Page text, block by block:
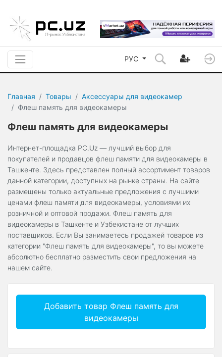
РУС
Главная Товары
Аксессуары для видеокамер
Флеш память для видеокамеры
Флеш память для видеокамеры
Интернет-площадка PC.Uz — лучший выбор для
покупателей и продавцов флеш памяти для видеокамеры в
Ташкенте. Здесь представлен полный ассортимент товаров
данной категории, доступных на рынке страны. На сайте
размещены только актуальные предложения с лучшими
ценами флеш памяти для видеокамеры, условиями их
розничной и оптовой продажи. Флеш память для
видеокамеры в Ташкенте и Узбекистане от лучших
поставщиков. Если Вы занимаетесь продажей товаров из
категории "Флеш память для видеокамеры", то вы можете
абсолютно бесплатно разместить свои предложения на
нашем сайте.
Добавить товар Флеш память для
видеокамеры